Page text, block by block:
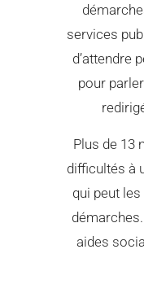
services
d’attendre
pour
Plus de 13
difficultés à
qui peut
aides